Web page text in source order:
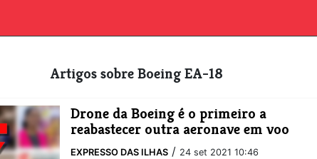
Artigos sobre Boeing EA-18
Drone da Boeing é o primeiro a
reabastecer outra aeronave em voo
EXPRESSO DAS ILHAS / 24 set 2021 10:46